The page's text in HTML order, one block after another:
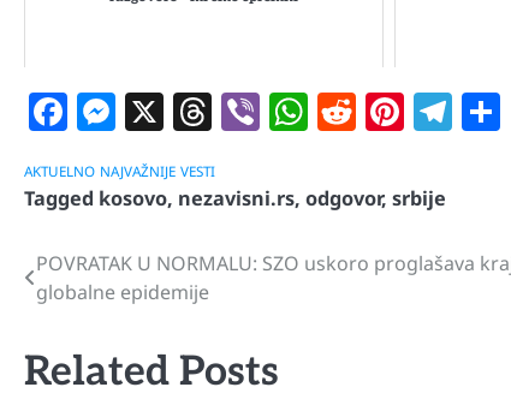
Facebook
Messenger
X Threads
ViberWhatsApp
Reddit
AKTUELNO NAJVAŽNIJE VESTI
Tagged kosovo, nezavisni.rs, odgovor, srbije
Navigacija
članaka
POVRATAK U NORMALU: SZO uskoro proglašava
globalne epidemije
Related Posts